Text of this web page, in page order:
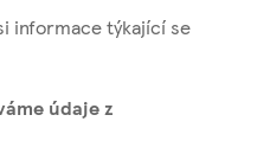
informace týkající se
údaje z